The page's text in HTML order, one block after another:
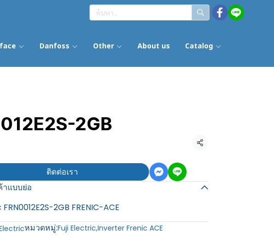
Danfoss Other About us Catalog
2GB
แชร์
ติดต่อเรา
แบบย่อ
2GB FRENIC-ACE
หมวดหมู่:Fuji Electric,Inverter Frenic ACE